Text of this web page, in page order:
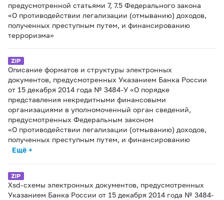
предусмотренной статьями 7, 7.5 Федерального закона
«О противодействии легализации (отмыванию) доходов,
полученных преступным путем, и финансированию
терроризма»
Описание форматов и структуры электронных
документов, предусмотренных Указанием Банка России
от 15 декабря 2014 года № 3484-У «О порядке
представления некредитными финансовыми
организациями в уполномоченный орган сведений,
предусмотренных Федеральным законом
«О противодействии легализации (отмыванию) доходов,
полученных преступным путем, и финансированию
Ещё +
Xsd-схемы электронных документов, предусмотренных
Указанием Банка России от 15 декабря 2014 года № 3484-